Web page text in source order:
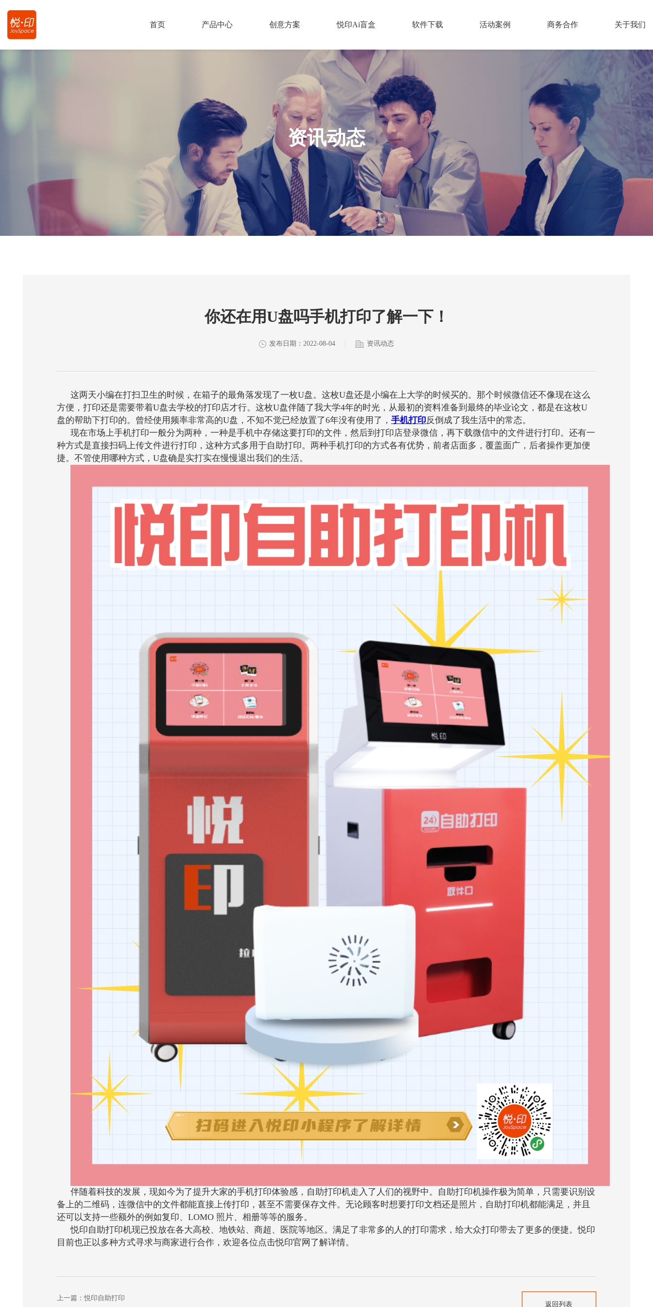
首页 产品中心 创意方案 悦印Ai盲盒 软件下载 活动案例 商务合作 关于我们
资讯动态
你还在用U盘吗手机打印了解一下！
发布日期：2022-08-04 资讯动态
这两天小编在打扫卫生的时候，在箱子的最角落发现了一枚U盘。这枚U盘还是小编在上大学的时候买的。那个时候微信还不像现在这么
方便，打印还是需要带着U盘去学校的打印店才行。这枚U盘伴随了我大学4年的时光，从最初的资料准备到最终的毕业论文，都是在这枚U
盘的帮助下打印的。曾经使用频率非常高的U盘，不知不觉已经放置了6年没有使用了，手机打印反倒成了我生活中的常态。
现在市场上手机打印一般分为两种，一种是手机中存储这要打印的文件，然后到打印店登录微信，再下载微信中的文件进行打印。还有一
种方式是直接扫码上传文件进行打印，这种方式多用于自助打印。两种手机打印的方式各有优势，前者店面多，覆盖面广，后者操作更加便
捷。不管使用哪种方式，U盘确是实打实在慢慢退出我们的生活。
伴随着科技的发展，现如今为了提升大家的手机打印体验感，自助打印机走入了人们的视野中。自助打印机操作极为简单，只需要识别设
备上的二维码，连微信中的文件都能直接上传打印，甚至不需要保存文件。无论顾客时想要打印文档还是照片，自助打印机都能满足，并且
还可以支持一些额外的例如复印、LOMO 照片、相册等等的服务。
悦印自助打印机现已投放在各大高校、地铁站、商超、医院等地区。满足了非常多的人的打印需求，给大众打印带去了更多的便捷。悦印
目前也正以多种方式寻求与商家进行合作，欢迎各位点击悦印官网了解详情。
上一篇：悦印自助打印
返回列表